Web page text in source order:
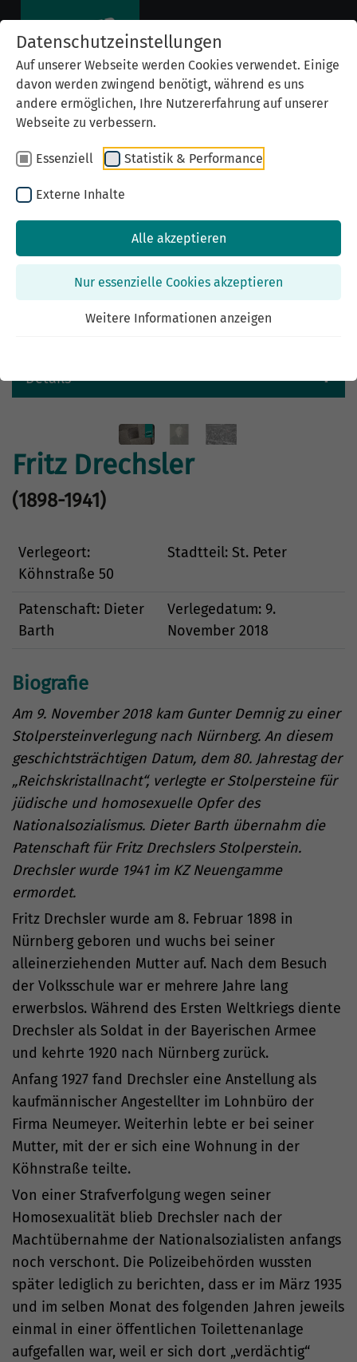
Datenschutzeinstellungen
Auf unserer Webseite werden Cookies verwendet. Einige
davon werden zwingend benötigt, während es uns
andere ermöglichen, Ihre Nutzererfahrung auf unserer
Webseite zu verbessern.
Essenziell Statistik & Performance
Externe Inhalte
Alle akzeptieren
Nur essenzielle Cookies akzeptieren
Weitere Informationen anzeigen
Details
Previous
Fritz Drechsler
(1898-1941)
Verlegeort:
Köhnstraße 50
Stadtteil: St. Peter
Patenschaft: Dieter
Barth
Verlegedatum: 9.
November 2018
Biografie
Am 9. November 2018 kam Gunter Demnig zu einer
Stolpersteinverlegung nach Nürnberg. An diesem
geschichtsträchtigen Datum, dem 80. Jahrestag der
„Reichskristallnacht“, verlegte er Stolpersteine für
jüdische und homosexuelle Opfer des
Nationalsozialismus. Dieter Barth übernahm die
Patenschaft für Fritz Drechslers Stolperstein.
Drechsler wurde 1941 im KZ Neuengamme
ermordet.
Fritz Drechsler wurde am 8. Februar 1898 in
Nürnberg geboren und wuchs bei seiner
alleinerziehenden Mutter auf. Nach dem Besuch
der Volksschule war er mehrere Jahre lang
erwerbslos. Während des Ersten Weltkriegs diente
Drechsler als Soldat in der Bayerischen Armee
und kehrte 1920 nach Nürnberg zurück.
Anfang 1927 fand Drechsler eine Anstellung als
kaufmännischer Angestellter im Lohnbüro der
Firma Neumeyer. Weiterhin lebte er bei seiner
Mutter, mit der er sich eine Wohnung in der
Köhnstraße teilte.
Von einer Strafverfolgung wegen seiner
Homosexualität blieb Drechsler nach der
Machtübernahme der Nationalsozialisten anfangs
noch verschont. Die Polizeibehörden wussten
später lediglich zu berichten, dass er im März 1935
und im selben Monat des folgenden Jahren jeweils
einmal in einer öffentlichen Toilettenanlage
aufgefallen war, weil er sich dort „verdächtig“